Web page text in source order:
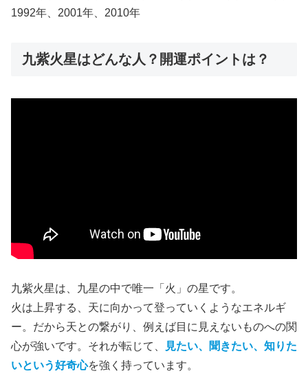
1992年、2001年、2010年
九紫火星はどんな人？開運ポイントは？
九紫火星は、九星の中で唯一「火」の星です。
火は上昇する、天に向かって登っていくようなエネルギ
ー。だから天との繋がり、例えば目に見えないものへの関
心が強いです。それが転じて、
見たい、聞きたい、知りた
いという好奇心を強く持っています。